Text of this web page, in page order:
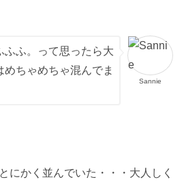
Sannie
ふふ。って思ったら大
ちゃめちゃ混んでま
にかく並んでいた・・・大人しく